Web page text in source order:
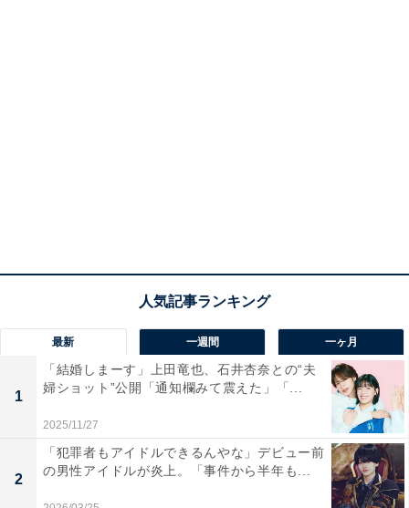
最新 一週間 一ヶ月
1
「結婚しまーす」上田竜也、石井杏奈との“夫
婦ショット”公開「通知欄みて震えた」「...
2025/11/27
2
「犯罪者もアイドルできるんやな」デビュー前
の男性アイドルが炎上。「事件から半年も...